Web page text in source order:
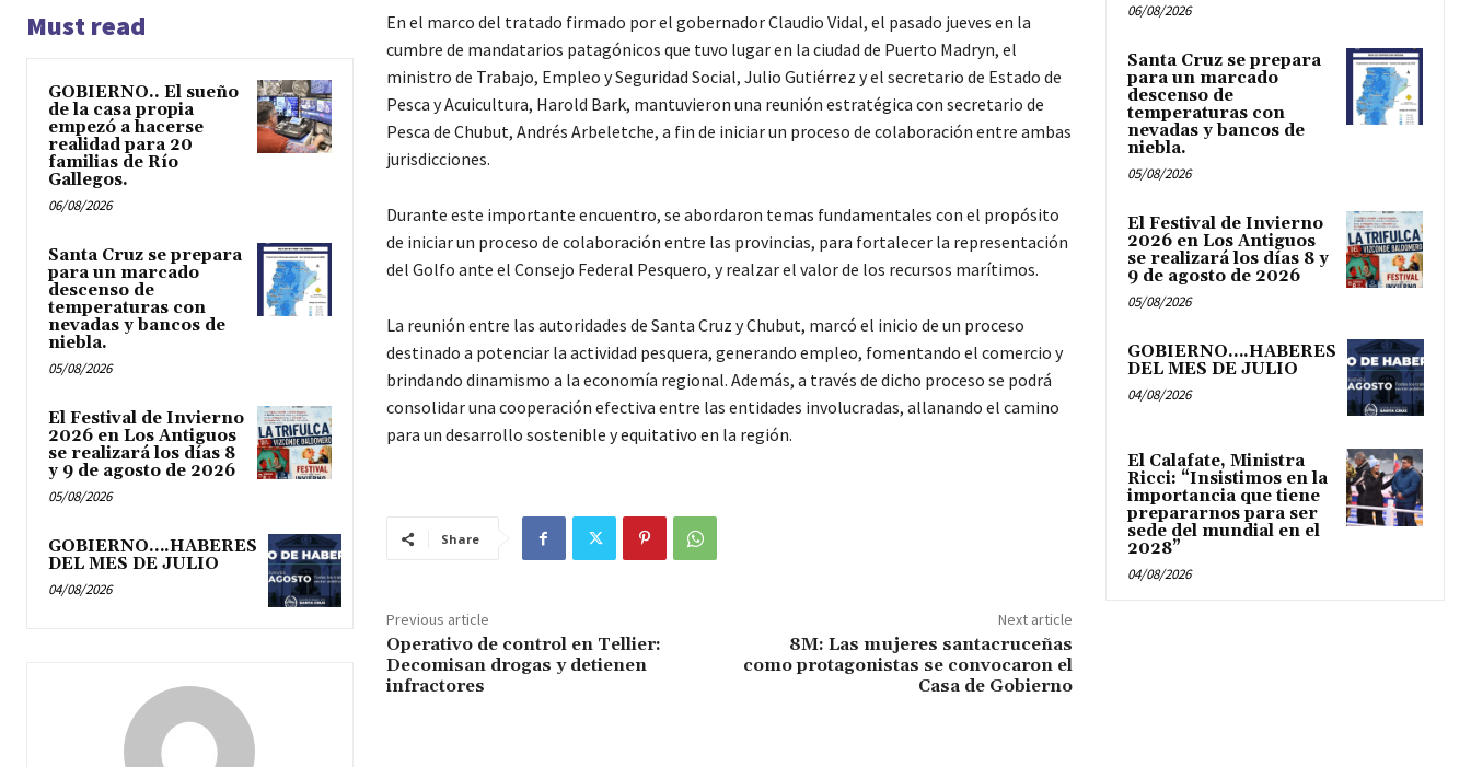
Must read
GOBIERNO.. El sueño
de la casa propia
empezó a hacerse
realidad para 20
familias de Río
Gallegos.
06/08/2026
Santa Cruz se prepara
para un marcado
descenso de
temperaturas con
nevadas y bancos de
niebla.
05/08/2026
El Festival de Invierno
2026 en Los Antiguos
se realizará los días 8
y 9 de agosto de 2026
05/08/2026
GOBIERNO….HABERES
DEL MES DE JULIO
04/08/2026
En el marco del tratado firmado por el gobernador Claudio Vidal, el pasado jueves en la
cumbre de mandatarios patagónicos que tuvo lugar en la ciudad de Puerto Madryn, el
ministro de Trabajo, Empleo y Seguridad Social, Julio Gutiérrez y el secretario de Estado de
Pesca y Acuicultura, Harold Bark, mantuvieron una reunión estratégica con secretario de
Pesca de Chubut, Andrés Arbeletche, a fin de iniciar un proceso de colaboración entre ambas
jurisdicciones.
Durante este importante encuentro, se abordaron temas fundamentales con el propósito
de iniciar un proceso de colaboración entre las provincias, para fortalecer la representación
del Golfo ante el Consejo Federal Pesquero, y realzar el valor de los recursos marítimos.
La reunión entre las autoridades de Santa Cruz y Chubut, marcó el inicio de un proceso
destinado a potenciar la actividad pesquera, generando empleo, fomentando el comercio y
brindando dinamismo a la economía regional. Además, a través de dicho proceso se podrá
consolidar una cooperación efectiva entre las entidades involucradas, allanando el camino
para un desarrollo sostenible y equitativo en la región.
Share
Previous article
Operativo de control en Tellier:
Decomisan drogas y detienen
infractores
Next article
8M: Las mujeres santacruceñas
como protagonistas se convocaron el
Casa de Gobierno
06/08/2026
Santa Cruz se prepara
para un marcado
descenso de
temperaturas con
nevadas y bancos de
niebla.
05/08/2026
El Festival de Invierno
2026 en Los Antiguos
se realizará los días 8 y
9 de agosto de 2026
05/08/2026
GOBIERNO….HABERES
DEL MES DE JULIO
04/08/2026
El Calafate, Ministra
Ricci: “Insistimos en la
importancia que tiene
prepararnos para ser
sede del mundial en el
2028”
04/08/2026